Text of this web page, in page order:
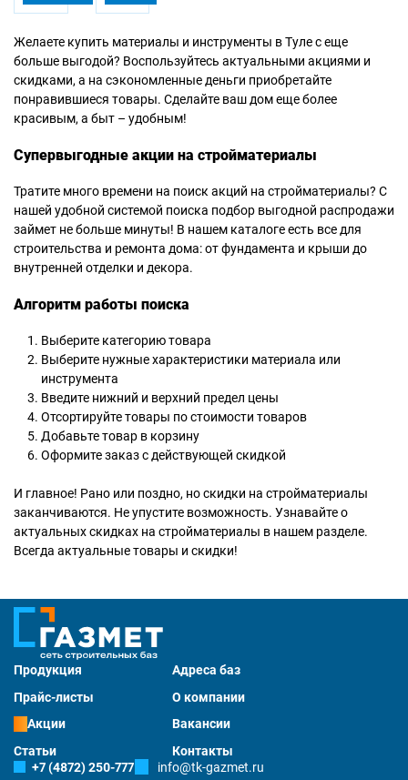
Желаете купить материалы и инструменты в Туле с еще
больше выгодой? Воспользуйтесь актуальными акциями и
скидками, а на сэкономленные деньги приобретайте
понравившиеся товары. Сделайте ваш дом еще более
красивым, а быт – удобным!
Супервыгодные акции на стройматериалы
Тратите много времени на поиск акций на стройматериалы? С
нашей удобной системой поиска подбор выгодной распродажи
займет не больше минуты! В нашем каталоге есть все для
строительства и ремонта дома: от фундамента и крыши до
внутренней отделки и декора.
Алгоритм работы поиска
Выберите категорию товара
Выберите нужные характеристики материала или
инструмента
Введите нижний и верхний предел цены
Отсортируйте товары по стоимости товаров
Добавьте товар в корзину
Оформите заказ с действующей скидкой
И главное! Рано или поздно, но скидки на стройматериалы
заканчиваются. Не упустите возможность. Узнавайте о
актуальных скидках на стройматериалы в нашем разделе.
Всегда актуальные товары и скидки!
Продукция
Адреса баз
Прайс-листы
О компании
Акции
Вакансии
Статьи
Контакты
+7 (4872) 250-777
info@tk-gazmet.ru